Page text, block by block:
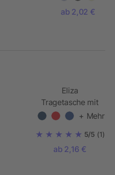
Baumwolle,
ab 2,02 €
Eliza
Tragetasche mit
Kordelzug+ Mehr
5/5 (1)
ab 2,16 €